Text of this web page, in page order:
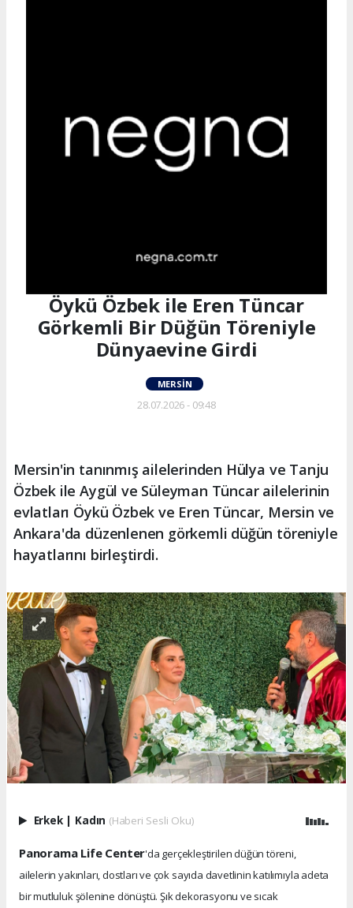
Öykü Özbek ile Eren Tüncar
Görkemli Bir Düğün Töreniyle
Dünyaevine Girdi
MERSIN
28.07.2026 - 09:48
Mersin'in tanınmış ailelerinden Hülya ve Tanju
Özbek ile Aygül ve Süleyman Tüncar ailelerinin
evlatları Öykü Özbek ve Eren Tüncar, Mersin ve
Ankara'da düzenlenen görkemli düğün töreniyle
hayatlarını birleştirdi.
Erkek | Kadın (Haberi Sesli Oku)
Panorama Life Center'da gerçekleştirilen düğün töreni,
ailelerin yakınları, dostları ve çok sayıda davetlinin katılımıyla adeta
bir mutluluk şölenine dönüştü. Şık dekorasyonu ve sıcak